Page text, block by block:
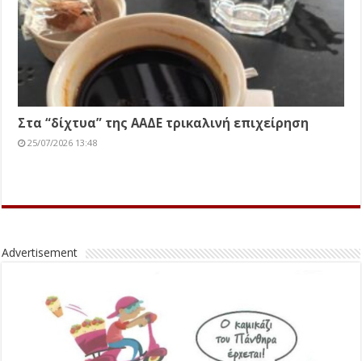
Στα “δίχτυα” της ΑΑΔΕ τρικαλινή επιχείρηση
25/07/2026 13:48
Advertisement